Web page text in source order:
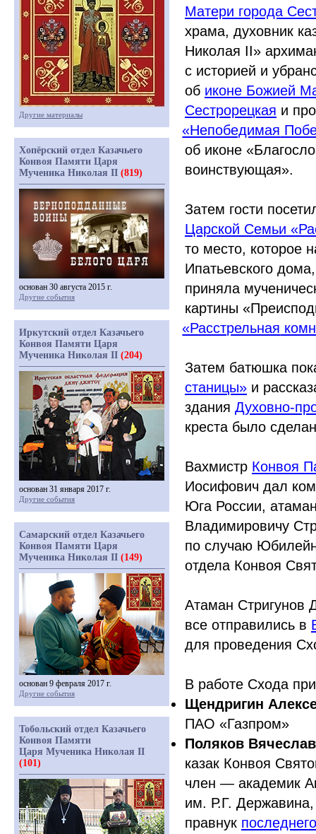
Матери города
храма, духовник
Николая II»
с историей и
об иконе Божией
Сестрорецкая и
«Непобедимая
об иконе
воинствующая».
Затем гости
Царской Семьи
то место, которое
Ипатьевского
приняла
картины
«Расстрельная
Затем батюшка
станицы» и
здания Духовно-
креста было
Вахмистр Конвоя
Иосифович дал
Юга России,
Владимировичу
по случаю
отдела Конвоя
Атаман Стригунов
все отправились в
для проведения
В работе Схода
Щендригин
ПАО «Газпром»
Поляков
казак Конвоя
член — академик
им. Р.Г. Державина,
правнук
Другие материалы
Хопёрский отдел Казачьего
Конвоя Памяти Царя
Мученика Николая II (819)
основан 30 августа 2015 г.
Другие события
Иркутский отдел Казачьего
Конвоя Памяти Царя
Мученика Николая II (204)
основан 31 января 2017 г.
Другие события
Самарский отдел Казачьего
Конвоя Памяти Царя
Мученика Николая II (149)
основан 9 февраля 2017 г.
Другие события
Тобольский отдел Казачьего
Конвоя Памяти
Царя Мученика Николая II
(101)